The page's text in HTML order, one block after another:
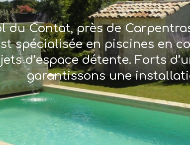
du Contat, près de
spécialisée en piscines en
d’espace détente. Forts
garantissons une